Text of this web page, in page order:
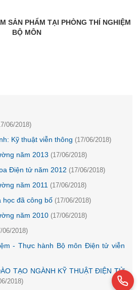
SẢN PHẨM TẠI PHÒNG THÍ NGHIỆM
BỘ MÔN
06/2018)
Kỹ thuật viễn thông (17/06/2018)
năm 2013 (17/06/2018)
Điện tử năm 2012 (17/06/2018)
năm 2011 (17/06/2018)
học đã công bố (17/06/2018)
năm 2010 (17/06/2018)
06/2018)
- Thực hành Bộ môn Điện tử viễn
TẠO NGÀNH KỸ THUẬT ĐIỆN TỬ
2018)